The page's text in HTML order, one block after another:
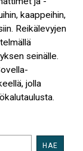
kaappeihin,
Reikälevyjen
seinälle.
jolla
HAE